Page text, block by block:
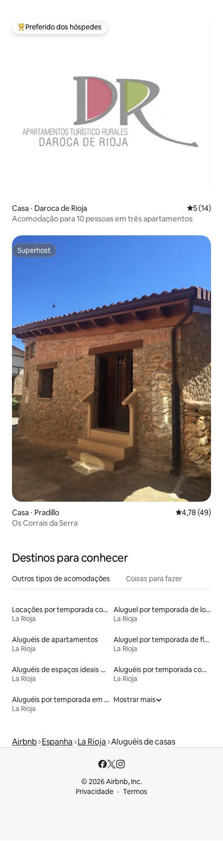
Entre os melhores preferidos dos hóspedes
Preferido dos hóspedes
Casa ⋅ Daroca de Rioja 5 de uma
5 (14)
Acomodação para 10 pessoas em três apartamentos
Superhost
Superhost
Casa ⋅ Pradillo 4,78 de uma
4,78 (49)
Os Corrais da Serra
Destinos para conhecer
Outros tipos de acomodações Coisas para fazer
Locações por temporada com piscina
La Rioja
Aluguel por temporada de lofts
La Rioja
Aluguéis de apartamentos
La Rioja
Aluguel por temporada de flats
La Rioja
Aluguéis de espaços ideais para famílias
La Rioja
Aluguéis por temporada com café da manhã
La Rioja
Aluguéis por temporada em albergue
La Rioja
Mostrar mais
Airbnb Espanha La Rioja Aluguéis de casas
© 2026 Airbnb, Inc.
Privacidade
Termos